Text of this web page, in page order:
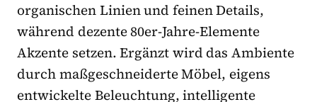
organischen Linien und feinen Details,
während dezente 80er-Jahre-Elemente
Akzente setzen. Ergänzt wird das Ambiente
durch maßgeschneiderte Möbel, eigens
entwickelte Beleuchtung, intelligente